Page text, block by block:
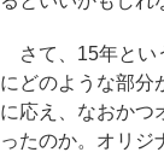
さて、15年とい
にどのような部分
に応え、なおかつ
ったのか。オリジ